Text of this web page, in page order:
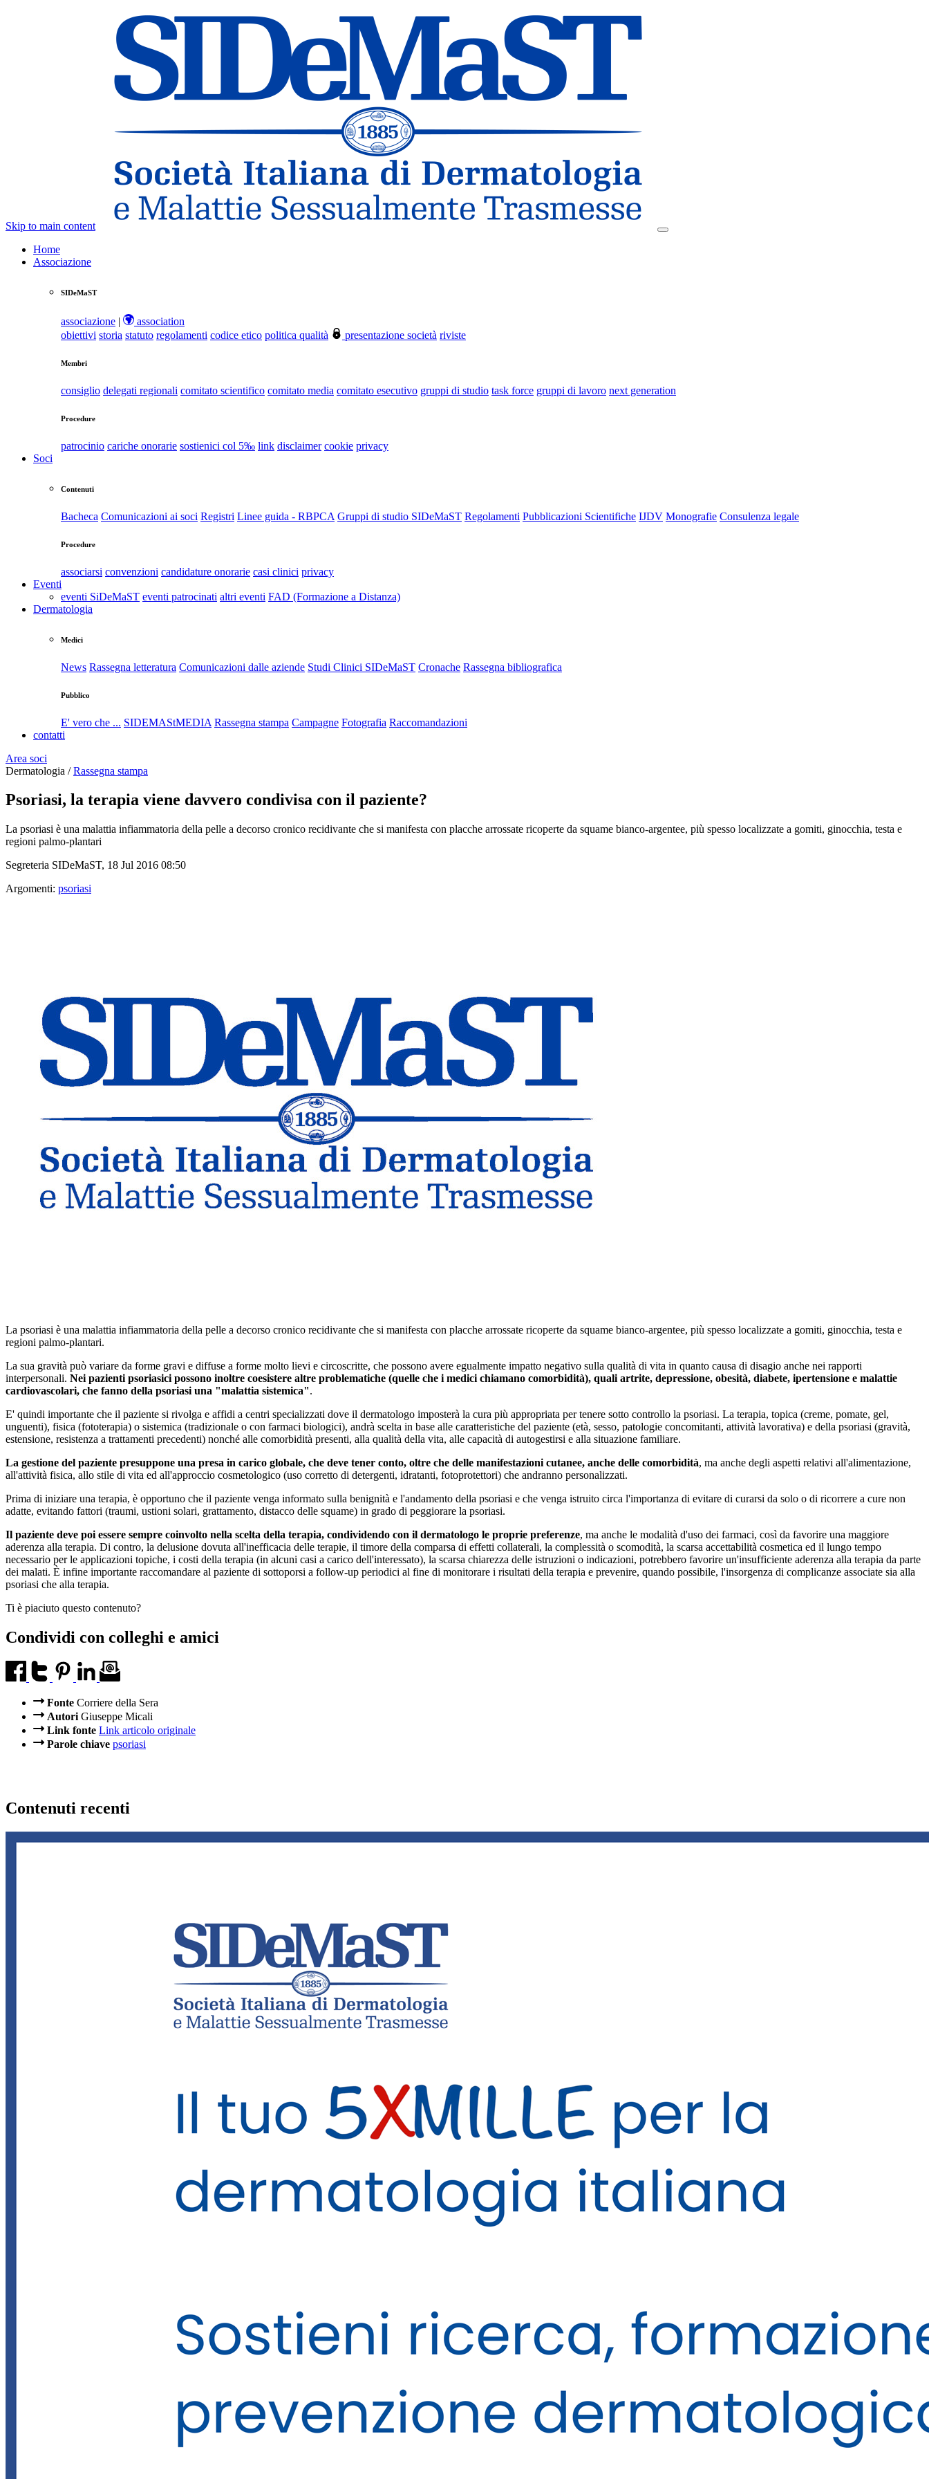
Skip to main content
Home
Associazione
SIDeMaST
associazione |
association
obiettivi storia statuto regolamenti codice etico politica qualità presentazione società riviste
Membri
consiglio delegati regionali comitato scientifico comitato media comitato esecutivo gruppi di studio task force gruppi di lavoro next generation
Procedure
patrocinio cariche onorarie sostienici col 5‰ link disclaimer cookie privacy
Soci
Contenuti
Bacheca Comunicazioni ai soci Registri Linee guida - RBPCA Gruppi di studio SIDeMaST Regolamenti Pubblicazioni Scientifiche IJDV Monografie Consulenza legale
Procedure
associarsi convenzioni candidature onorarie casi clinici privacy
Eventi
eventi SiDeMaST eventi patrocinati altri eventi FAD (Formazione a Distanza)
Dermatologia
Medici
News Rassegna letteratura Comunicazioni dalle aziende Studi Clinici SIDeMaST Cronache Rassegna bibliografica
Pubblico
E' vero che ... SIDEMAStMEDIA Rassegna stampa Campagne Fotografia Raccomandazioni
contatti
Area soci
Dermatologia /Rassegna stampa
Psoriasi, la terapia viene davvero condivisa con il paziente?
La psoriasi è una malattia infiammatoria della pelle a decorso cronico recidivante che si manifesta con placche arrossate ricoperte da squame bianco-argentee, più spesso localizzate a gomiti, ginocchia, testa e
regioni palmo-plantari
Segreteria SIDeMaST, 18 Jul 2016 08:50
Argomenti: psoriasi
La psoriasi è una malattia infiammatoria della pelle a decorso cronico recidivante che si manifesta con placche arrossate ricoperte da squame bianco-argentee, più spesso localizzate a gomiti, ginocchia, testa e
regioni palmo-plantari.
La sua gravità può variare da forme gravi e diffuse a forme molto lievi e circoscritte, che possono avere egualmente impatto negativo sulla qualità di vita in quanto causa di disagio anche nei rapporti
interpersonali. Nei pazienti psoriasici possono inoltre coesistere altre problematiche (quelle che i medici chiamano comorbidità), quali artrite, depressione, obesità, diabete, ipertensione e malattie
cardiovascolari, che fanno della psoriasi una "malattia sistemica".
E' quindi importante che il paziente si rivolga e affidi a centri specializzati dove il dermatologo imposterà la cura più appropriata per tenere sotto controllo la psoriasi. La terapia, topica (creme, pomate, gel,
unguenti), fisica (fototerapia) o sistemica (tradizionale o con farmaci biologici), andrà scelta in base alle caratteristiche del paziente (età, sesso, patologie concomitanti, attività lavorativa) e della psoriasi (gravità,
estensione, resistenza a trattamenti precedenti) nonché alle comorbidità presenti, alla qualità della vita, alle capacità di autogestirsi e alla situazione familiare.
La gestione del paziente presuppone una presa in carico globale, che deve tener conto, oltre che delle manifestazioni cutanee, anche delle comorbidità, ma anche degli aspetti relativi all'alimentazione,
all'attività fisica, allo stile di vita ed all'approccio cosmetologico (uso corretto di detergenti, idratanti, fotoprotettori) che andranno personalizzati.
Prima di iniziare una terapia, è opportuno che il paziente venga informato sulla benignità e l'andamento della psoriasi e che venga istruito circa l'importanza di evitare di curarsi da solo o di ricorrere a cure non
adatte, evitando fattori (traumi, ustioni solari, grattamento, distacco delle squame) in grado di peggiorare la psoriasi.
Il paziente deve poi essere sempre coinvolto nella scelta della terapia, condividendo con il dermatologo le proprie preferenze, ma anche le modalità d'uso dei farmaci, così da favorire una maggiore
aderenza alla terapia. Di contro, la delusione dovuta all'inefficacia delle terapie, il timore della comparsa di effetti collaterali, la complessità o scomodità, la scarsa accettabilità cosmetica ed il lungo tempo
necessario per le applicazioni topiche, i costi della terapia (in alcuni casi a carico dell'interessato), la scarsa chiarezza delle istruzioni o indicazioni, potrebbero favorire un'insufficiente aderenza alla terapia da parte
dei malati. È infine importante raccomandare al paziente di sottoporsi a follow-up periodici al fine di monitorare i risultati della terapia e prevenire, quando possibile, l'insorgenza di complicanze associate sia alla
psoriasi che alla terapia.
Ti è piaciuto questo contenuto?
Condividi con colleghi e amici
Fonte Corriere della Sera
Autori Giuseppe Micali
Link fonte Link articolo originale
Parole chiave psoriasi
Contenuti recenti